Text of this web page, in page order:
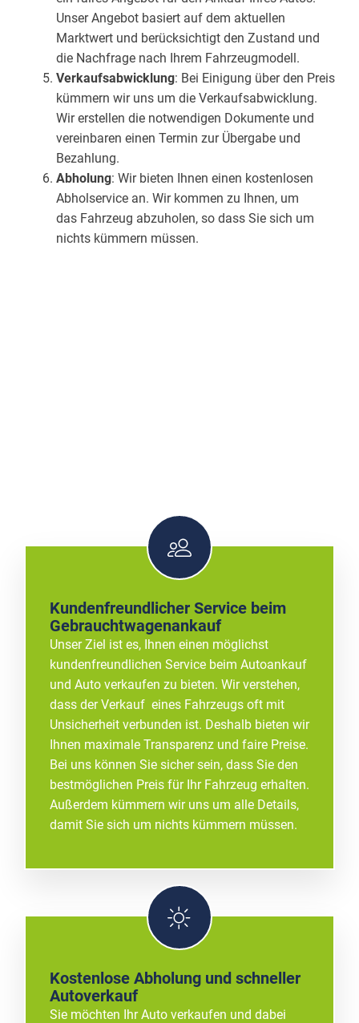
Unser Angebot basiert auf dem aktuellen
Marktwert und berücksichtigt den Zustand und
die Nachfrage nach Ihrem Fahrzeugmodell.
Verkaufsabwicklung: Bei Einigung über den Preis
kümmern wir uns um die Verkaufsabwicklung.
Wir erstellen die notwendigen Dokumente und
vereinbaren einen Termin zur Übergabe und
Bezahlung.
Abholung: Wir bieten Ihnen einen kostenlosen
Abholservice an. Wir kommen zu Ihnen, um
das Fahrzeug abzuholen, so dass Sie sich um
nichts kümmern müssen.
Kundenfreundlicher Service beim
Gebrauchtwagenankauf
Unser Ziel ist es, Ihnen einen möglichst
kundenfreundlichen Service beim Autoankauf
und Auto verkaufen zu bieten. Wir verstehen,
dass der Verkauf eines Fahrzeugs oft mit
Unsicherheit verbunden ist. Deshalb bieten wir
Ihnen maximale Transparenz und faire Preise.
Bei uns können Sie sicher sein, dass Sie den
bestmöglichen Preis für Ihr Fahrzeug erhalten.
Außerdem kümmern wir uns um alle Details,
damit Sie sich um nichts kümmern müssen.
Kostenlose Abholung und schneller
Autoverkauf
Sie möchten Ihr Auto verkaufen und dabei